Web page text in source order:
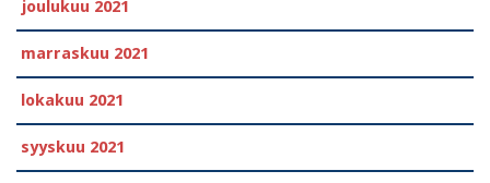
joulukuu 2021
marraskuu 2021
lokakuu 2021
syyskuu 2021